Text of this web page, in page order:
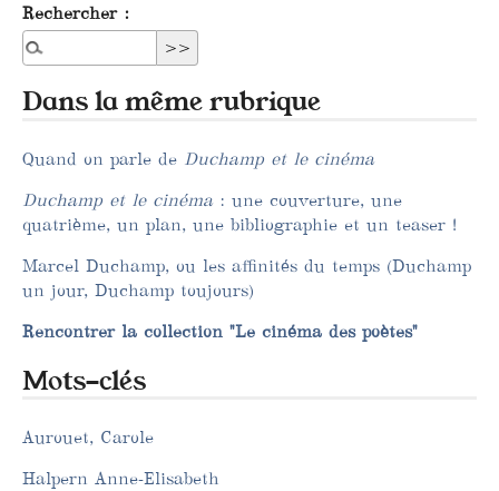
Rechercher :
Dans la même rubrique
Quand on parle de Duchamp et le cinéma
Duchamp et le cinéma: une couverture, une
quatrième, un plan, une bibliographie et un teaser !
Marcel Duchamp, ou les affinités du temps (Duchamp
un jour, Duchamp toujours)
Rencontrer la collection "Le cinéma des poètes"
Mots-clés
Aurouet, Carole
Halpern Anne-Elisabeth